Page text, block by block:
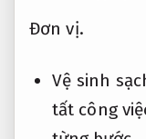
Đơn vị.
Vệ sinh
tất công